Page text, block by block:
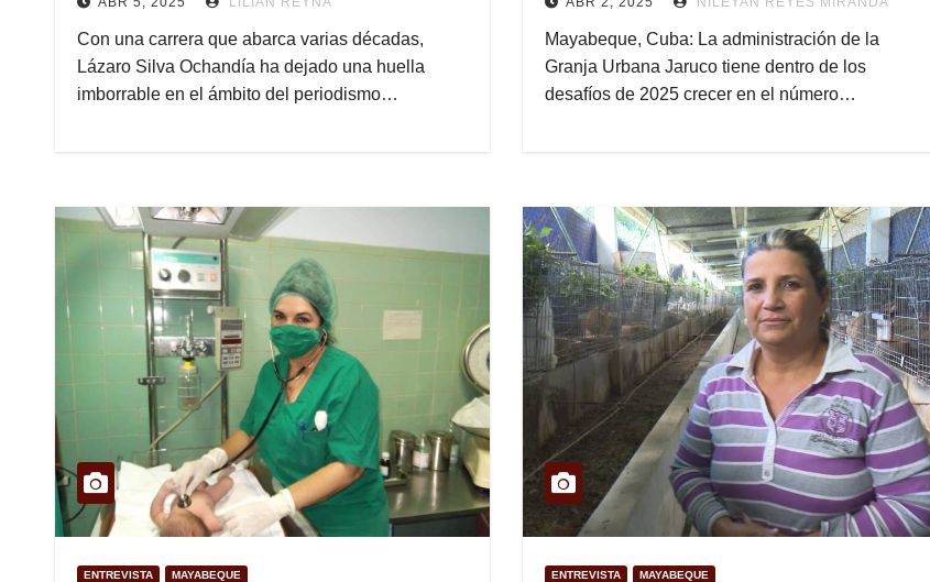
Con una carrera que abarca varias décadas,
Lázaro Silva Ochandía ha dejado una huella
imborrable en el ámbito del periodismo…
Mayabeque, Cuba: La administración de la
Granja Urbana Jaruco tiene dentro de los
desafíos de 2025 crecer en el número…
ENTREVISTA MAYABEQUE ENTREVISTA MAYABEQUE